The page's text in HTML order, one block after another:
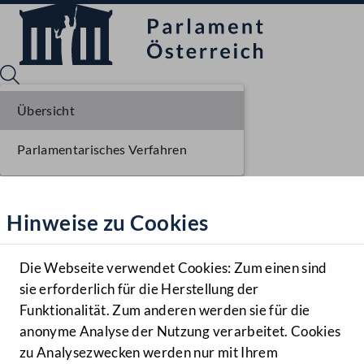
Hilfe
Benutzer
Navigationsmenü öffnen
MENÜ
Hinweise zu Cookies
Die Webseite verwendet Cookies: Zum einen sind
sie erforderlich für die Herstellung der
Funktionalität. Zum anderen werden sie für die
anonyme Analyse der Nutzung verarbeitet. Cookies
zu Analysezwecken werden nur mit Ihrem
Übersicht
Parlamentarisches Verfahren